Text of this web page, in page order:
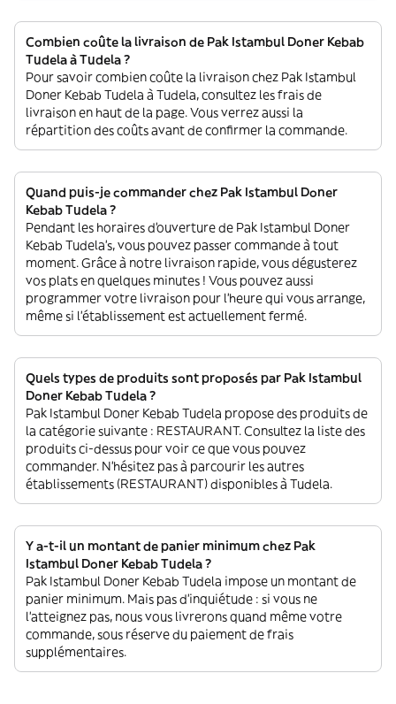
Combien coûte la livraison de Pak Istambul Doner Kebab
Tudela à Tudela ?
Pour savoir combien coûte la livraison chez Pak Istambul
Doner Kebab Tudela à Tudela, consultez les frais de
livraison en haut de la page. Vous verrez aussi la
répartition des coûts avant de confirmer la commande.
Quand puis-je commander chez Pak Istambul Doner
Kebab Tudela ?
Pendant les horaires d'ouverture de Pak Istambul Doner
Kebab Tudela’s, vous pouvez passer commande à tout
moment. Grâce à notre livraison rapide, vous dégusterez
vos plats en quelques minutes ! Vous pouvez aussi
programmer votre livraison pour l'heure qui vous arrange,
même si l'établissement est actuellement fermé.
Quels types de produits sont proposés par Pak Istambul
Doner Kebab Tudela ?
Pak Istambul Doner Kebab Tudela propose des produits de
la catégorie suivante : RESTAURANT. Consultez la liste des
produits ci-dessus pour voir ce que vous pouvez
commander. N'hésitez pas à parcourir les autres
établissements (RESTAURANT) disponibles à Tudela.
Y a-t-il un montant de panier minimum chez Pak
Istambul Doner Kebab Tudela ?
Pak Istambul Doner Kebab Tudela impose un montant de
panier minimum. Mais pas d'inquiétude : si vous ne
l'atteignez pas, nous vous livrerons quand même votre
commande, sous réserve du paiement de frais
supplémentaires.